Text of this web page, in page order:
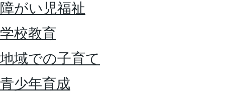
障がい児福祉
学校教育
地域での子育て
青少年育成